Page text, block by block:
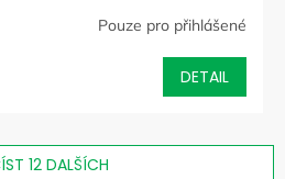
Pouze pro přihlášené
DETAIL
12 DALŠÍCH